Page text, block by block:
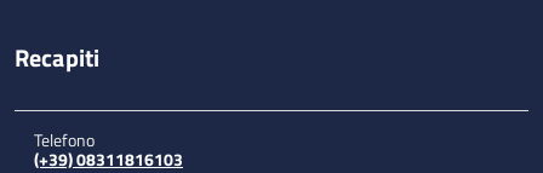
Recapiti
Telefono
(+39) 08311816103